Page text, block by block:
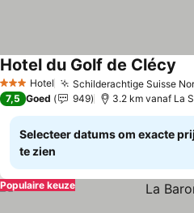
3 SterrenHotel Schilderachtige Suisse
Hotel du Golf de Clécy
7,5 Goed 949 3.2 km vanaf La
Selecteer datums om exacte
te zien
Populaire keuze